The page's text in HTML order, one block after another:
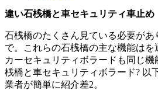
違い石桟橋と車セキュリティ車止め
石桟橋のたくさん見ている必要があ
で。これらの石桟橋の主な機能はを
カーセキュリティボラードも同じ
桟橋と車セキュリティボラード? 以
業者が簡単に紹介差2。